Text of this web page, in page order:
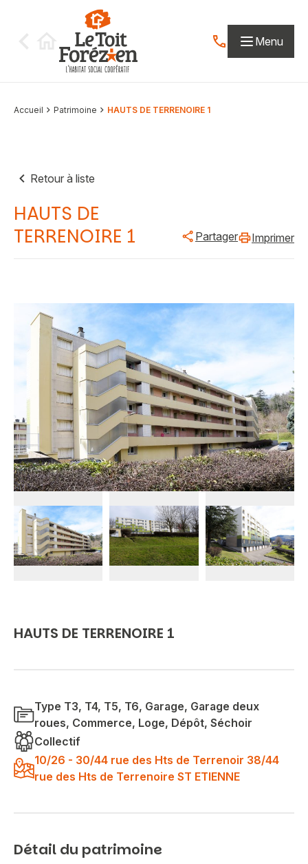
Contactez-nous
Menu
Accueil Patrimoine HAUTS DE TERRENOIRE 1
Retour à liste
HAUTS DE
TERRENOIRE 1
Partager Imprimer
HAUTS DE TERRENOIRE 1
Type T3, T4, T5, T6, Garage, Garage deux
roues, Commerce, Loge, Dépôt, Séchoir
Collectif
10/26 - 30/44 rue des Hts de Terrenoir 38/44
rue des Hts de Terrenoire ST ETIENNE
Détail du patrimoine